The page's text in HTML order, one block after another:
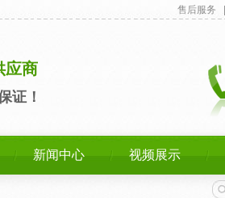
售后服务
应商
证！
新闻中心 视频展示